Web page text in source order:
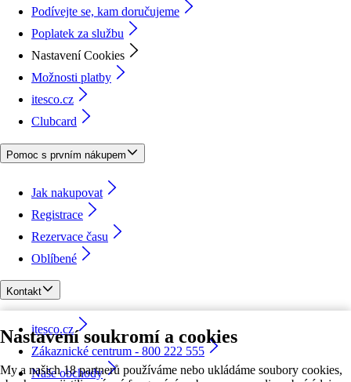
Nastavení soukromí a cookies
My a našich 18 partnerů používáme nebo ukládáme soubory cookies,
Podívejte se, kam doručujeme
Poplatek za službu
Nastavení Cookies
Možnosti platby
itesco.cz
Clubcard
Pomoc s prvním nákupem
Jak nakupovat
Registrace
Rezervace času
Oblíbené
Kontakt
itesco.cz
Zákaznické centrum - 800 222 555
Naše obchody